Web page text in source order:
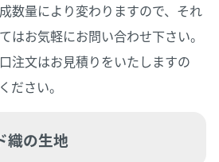
数量により変わりますので、それ
はお気軽にお問い合わせ下さい。
注文はお見積りをいたしますの
ださい。
織の生地